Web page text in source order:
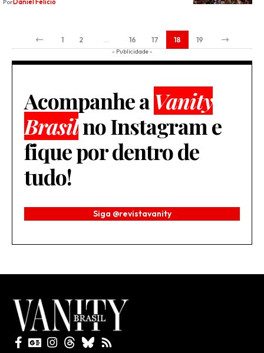
PorDaniel Felicio
1 2 … 16 17 18 19
- Publicidade -
Acompanhe aVanity
Brasilno Instagram e
fique por dentro de
tudo!
Siga @revistavanity